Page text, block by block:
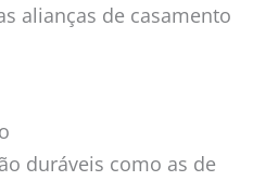
alianças de casamento
duráveis como as de